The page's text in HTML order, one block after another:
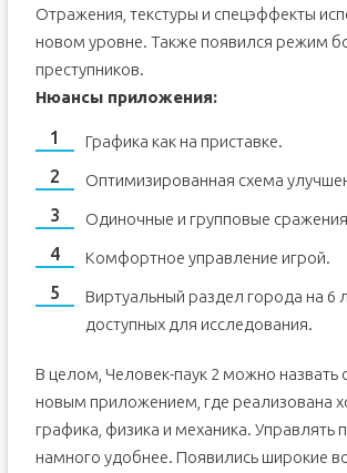
Отражения, текстуры и спецэффекты
новом уровне. Также появился режим
преступников.
Нюансы приложения:
Графика как на приставке.
Оптимизированная схема
Одиночные и групповые
Комфортное управление игрой.
Виртуальный раздел города на 6
доступных для исследования.
В целом, Человек-паук 2 можно назвать
новым приложением, где реализована
графика, физика и механика. Управлять
намного удобнее. Появились широкие